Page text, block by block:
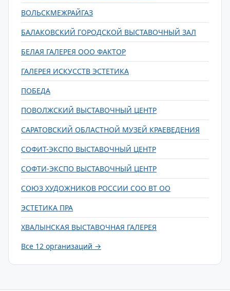
ВОЛЬСКМЕЖРАЙГАЗ
БАЛАКОВСКИЙ ГОРОДСКОЙ ВЫСТАВОЧНЫЙ ЗАЛ
БЕЛАЯ ГАЛЕРЕЯ ООО ФАКТОР
ГАЛЕРЕЯ ИСКУССТВ ЭСТЕТИКА
ПОБЕДА
ПОВОЛЖСКИЙ ВЫСТАВОЧНЫЙ ЦЕНТР
САРАТОВСКИЙ ОБЛАСТНОЙ МУЗЕЙ КРАЕВЕДЕНИЯ
СОФИТ-ЭКСПО ВЫСТАВОЧНЫЙ ЦЕНТР
СОФТИ-ЭКСПО ВЫСТАВОЧНЫЙ ЦЕНТР
СОЮЗ ХУДОЖНИКОВ РОССИИ СОО ВТ ОО
ЭСТЕТИКА ПРА
ХВАЛЫНСКАЯ ВЫСТАВОЧНАЯ ГАЛЕРЕЯ
Все 12 организаций →